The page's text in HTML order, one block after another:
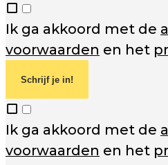
Ik ga akkoord met de
voorwaarden en het
Schrijf je in!
Ik ga akkoord met de
voorwaarden en het